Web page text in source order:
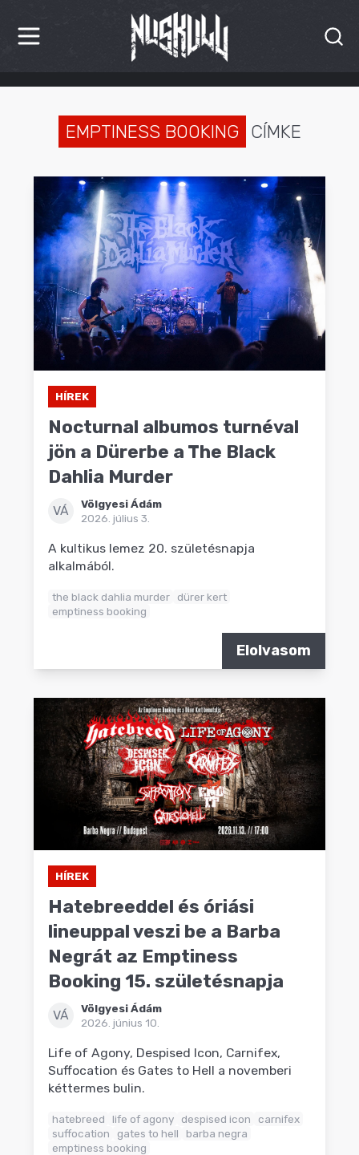
HÍREK
KRITIKÁK
INTERJÚK
PREMIEREK
KULT
MÁSVILÁG
BLOG
EMPTINESS BOOKING CÍMKE
HÍREK
Nocturnal albumos turnéval
jön a Dürerbe a The Black
Dahlia Murder
VÁ
Völgyesi Ádám
2026. július 3.
A kultikus lemez 20. születésnapja
alkalmából.
the black dahlia murder
dürer kert
emptiness booking
Elolvasom
HÍREK
Hatebreeddel és óriási
lineuppal veszi be a Barba
Negrát az Emptiness
Booking 15. születésnapja
VÁ
Völgyesi Ádám
2026. június 10.
Life of Agony, Despised Icon, Carnifex,
Suffocation és Gates to Hell a novemberi
kéttermes bulin.
hatebreed life of agony despised icon
carnifex
suffocation
gates to hell
barba negra
emptiness booking